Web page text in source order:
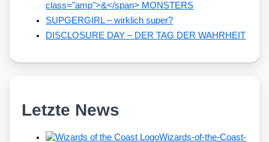
class="amp">&</span> MONSTERS
SUPGERGIRL – wirklich super?
DISCLOSURE DAY – DER TAG DER WAHRHEIT
Letzte News
Wizards-of-the-Coast-